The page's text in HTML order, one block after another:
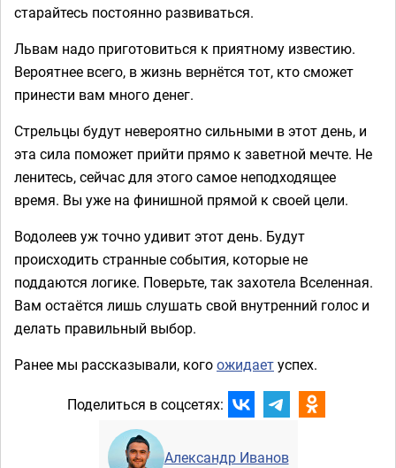
старайтесь постоянно развиваться.
Львам надо приготовиться к приятному известию.
Вероятнее всего, в жизнь вернётся тот, кто сможет
принести вам много денег.
Стрельцы будут невероятно сильными в этот день, и
эта сила поможет прийти прямо к заветной мечте. Не
ленитесь, сейчас для этого самое неподходящее
время. Вы уже на финишной прямой к своей цели.
Водолеев уж точно удивит этот день. Будут
происходить странные события, которые не
поддаются логике. Поверьте, так захотела Вселенная.
Вам остаётся лишь слушать свой внутренний голос и
делать правильный выбор.
Ранее мы рассказывали, когоожидаетуспех.
Поделиться в соцсетях:
Александр Иванов